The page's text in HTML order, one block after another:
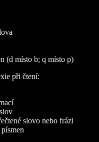
(d místo b; q místo p)
při čtení:
slovo nebo frázi